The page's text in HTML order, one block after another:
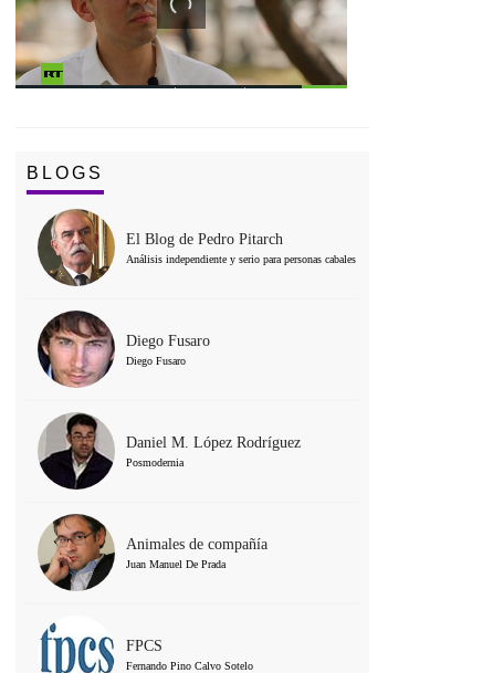
BLOGS
El Blog de Pedro Pitarch
Análisis independiente y serio para personas cabales
Diego Fusaro
Diego Fusaro
Daniel M. López Rodríguez
Posmodernia
Animales de compañía
Juan Manuel De Prada
FPCS
Fernando Pino Calvo Sotelo